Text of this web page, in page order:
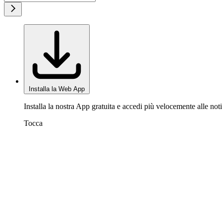
Installa la Web App
Installa la nostra App gratuita e accedi più velocemente alle
Tocca